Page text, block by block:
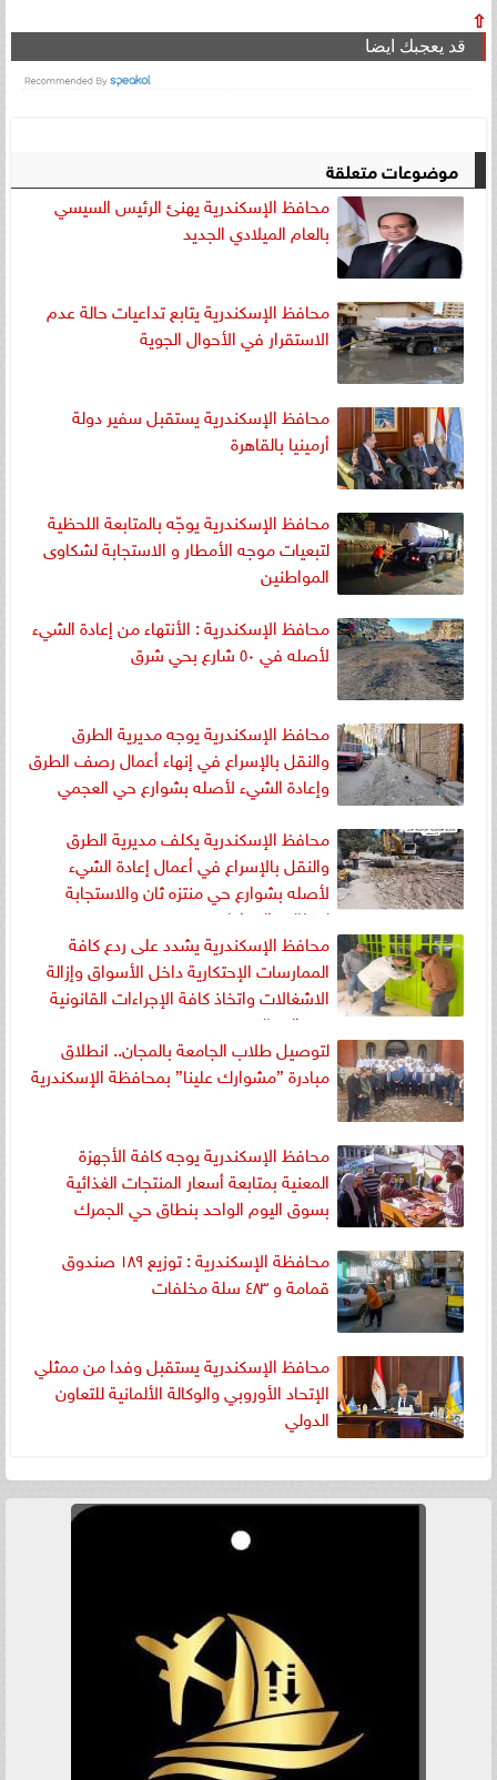
⇧
قد يعجبك ايضا
موضوعات متعلقة
محافظ الإسكندرية يهنئ الرئيس السيسي
بالعام الميلادي الجديد
محافظ الإسكندرية يتابع تداعيات حالة عدم
الاستقرار في الأحوال الجوية
محافظ الإسكندرية يستقبل سفير دولة
أرمينيا بالقاهرة
محافظ الإسكندرية يوجّه بالمتابعة اللحظية
لتبعيات موجه الأمطار و الاستجابة لشكاوى
المواطنين
محافظ الإسكندرية : الأنتهاء من إعادة الشيء
لأصله في ٥٠ شارع بحي شرق
محافظ الإسكندرية يوجه مديرية الطرق
والنقل بالإسراع في إنهاء أعمال رصف الطرق
وإعادة الشيء لأصله بشوارع حي العجمي
محافظ الإسكندرية يكلف مديرية الطرق
والنقل بالإسراع في أعمال إعادة الشيء
لأصله بشوارع حي منتزه ثان والاستجابة
لمطالب المواطنين
محافظ الإسكندرية يشدد على ردع كافة
الممارسات الإحتكارية داخل الأسواق وإزالة
الاشغالات واتخاذ كافة الإجراءات القانونية
ضد المخالفين
لتوصيل طلاب الجامعة بالمجان.. انطلاق
مبادرة ”مشوارك علينا” بمحافظة الإسكندرية
محافظ الإسكندرية يوجه كافة الأجهزة
المعنية بمتابعة أسعار المنتجات الغذائية
بسوق اليوم الواحد بنطاق حي الجمرك
محافظة الإسكندرية : توزيع ١٨٩ صندوق
قمامة و ٤٨٣ سلة مخلفات
محافظ الإسكندرية يستقبل وفدا من ممثلي
الإتحاد الأوروبي والوكالة الألمانية للتعاون
الدولي